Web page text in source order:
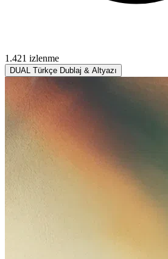
1.421 izlenme
DUAL Türkçe Dublaj & Altyazı